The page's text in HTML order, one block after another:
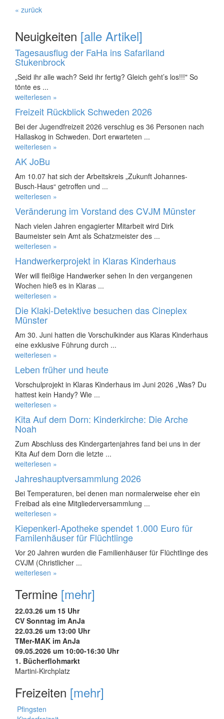
« zurück
Neuigkeiten [alle Artikel]
Tagesausflug der FaHa ins Safariland
Stukenbrock
„Seid ihr alle wach? Seid ihr fertig? Gleich geht’s los!!!" So
tönte es ...
weiterlesen »
Freizeit Rückblick Schweden 2026
Bei der Jugendfreizeit 2026 verschlug es 36 Personen nach
Hallaskog in Schweden. Dort erwarteten ...
weiterlesen »
AK JoBu
Am 10.07 hat sich der Arbeitskreis „Zukunft Johannes-
Busch-Haus“ getroffen und ...
weiterlesen »
Veränderung im Vorstand des CVJM Münster
Nach vielen Jahren engagierter Mitarbeit wird Dirk
Baumeister sein Amt als Schatzmeister des ...
weiterlesen »
Handwerkerprojekt in Klaras Kinderhaus
Wer will fleißige Handwerker sehen In den vergangenen
Wochen hieß es in Klaras ...
weiterlesen »
Die Klaki-Detektive besuchen das Cineplex
Münster
Am 30. Juni hatten die Vorschulkinder aus Klaras Kinderhaus
eine exklusive Führung durch ...
weiterlesen »
Leben früher und heute
Vorschulprojekt in Klaras Kinderhaus im Juni 2026 „Was? Du
hattest kein Handy? Wie ...
weiterlesen »
Kita Auf dem Dorn: Kinderkirche: Die Arche
Noah
Zum Abschluss des Kindergartenjahres fand bei uns in der
Kita Auf dem Dorn die letzte ...
weiterlesen »
Jahreshauptversammlung 2026
Bei Temperaturen, bei denen man normalerweise eher ein
Freibad als eine Mitgliederversammlung ...
weiterlesen »
Kiepenkerl-Apotheke spendet 1.000 Euro für
Familenhäuser für Flüchtlinge
Vor 20 Jahren wurden die Familienhäuser für Flüchtlinge des
CVJM (Christlicher ...
weiterlesen »
Termine [mehr]
22.03.26 um 15 Uhr
CV Sonntag im AnJa
22.03.26 um 13:00 Uhr
TMer-MAK im AnJa
09.05.2026 um 10:00-16:30 Uhr
1. Bücherflohmarkt
Martini-Kirchplatz
Freizeiten [mehr]
Pfingsten